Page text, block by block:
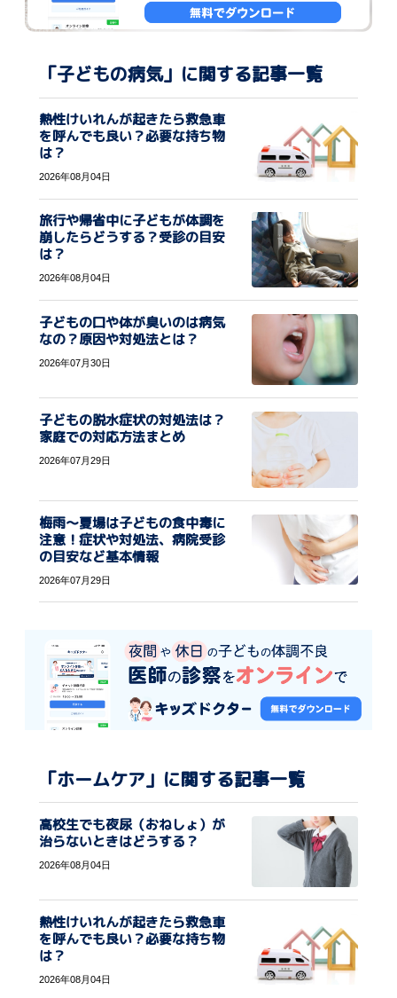
「子どもの病気」に関する記事一覧
熱性けいれんが起きたら救急車
を呼んでも良い？必要な持ち物
は？
2026年08月04日
旅行や帰省中に子どもが体調を
崩したらどうする？受診の目安
は？
2026年08月04日
子どもの口や体が臭いのは病気
なの？原因や対処法とは？
2026年07月30日
子どもの脱水症状の対処法は？
家庭での対応方法まとめ
2026年07月29日
梅雨〜夏場は子どもの食中毒に
注意！症状や対処法、病院受診
の目安など基本情報
2026年07月29日
「ホームケア」に関する記事一覧
高校生でも夜尿（おねしょ）が
治らないときはどうする？
2026年08月04日
熱性けいれんが起きたら救急車
を呼んでも良い？必要な持ち物
は？
2026年08月04日